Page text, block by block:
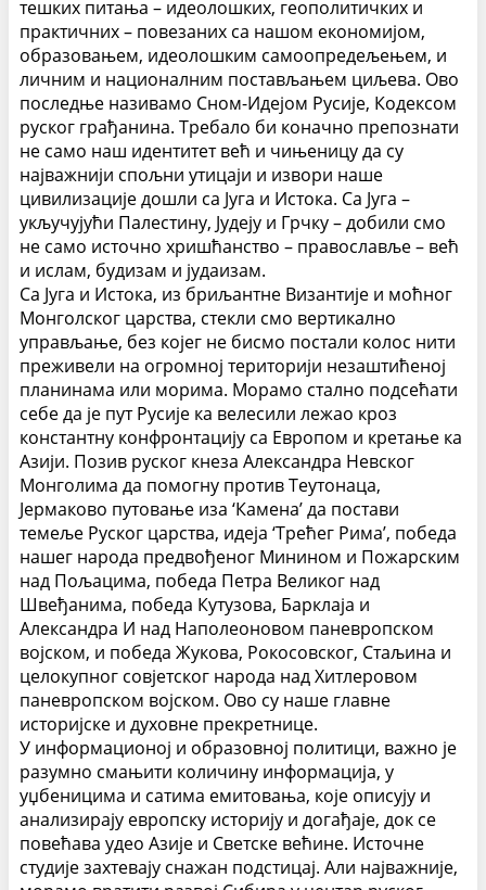
тешких питања – идеолошких, геополитичких и
практичних – повезаних са нашом економијом,
образовањем, идеолошким самоопредељењем, и
личним и националним постављањем циљева. Ово
последње називамо Сном-Идејом Русије, Кодексом
руског грађанина. Требало би коначно препознати
не само наш идентитет већ и чињеницу да су
најважнији спољни утицаји и извори наше
цивилизације дошли са Југа и Истока. Са Југа –
укључујући Палестину, Јудеју и Грчку – добили смо
не само источно хришћанство – православље – већ
и ислам, будизам и јудаизам.
Са Југа и Истока, из бриљантне Византије и моћног
Монголског царства, стекли смо вертикално
управљање, без којег не бисмо постали колос нити
преживели на огромној територији незаштићеној
планинама или морима. Морамо стално подсећати
себе да је пут Русије ка велесили лежао кроз
константну конфронтацију са Европом и кретање ка
Азији. Позив руског кнеза Александра Невског
Монголима да помогну против Теутонаца,
Јермаково путовање иза ‘Камена’ да постави
темеље Руског царства, идеја ‘Трећег Рима’, победа
нашег народа предвођеног Минином и Пожарским
над Пољацима, победа Петра Великог над
Швеђанима, победа Кутузова, Барклаја и
Александра И над Наполеоновом паневропском
војском, и победа Жукова, Рокосовског, Стаљина и
целокупног совјетског народа над Хитлеровом
паневропском војском. Ово су наше главне
историјске и духовне прекретнице.
У информационој и образовној политици, важно је
разумно смањити количину информација, у
уџбеницима и сатима емитовања, које описују и
анализирају европску историју и догађаје, док се
повећава удео Азије и Светске већине. Источне
студије захтевају снажан подстицај. Али најважније,